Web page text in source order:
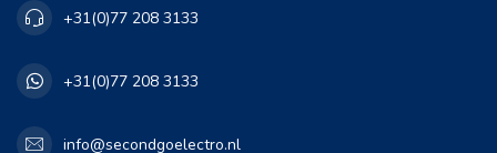
+31(0)77 208 3133
+31(0)77 208 3133
info@secondgoelectro.nl